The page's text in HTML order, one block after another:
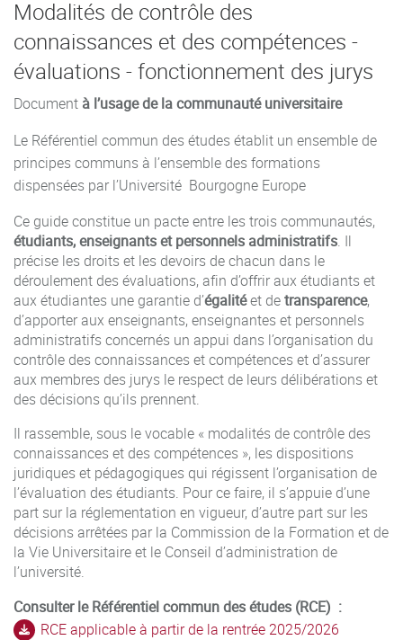
Modalités de contrôle des
connaissances et des compétences -
évaluations - fonctionnement des jurys
Document à l’usage de la communauté universitaire
Le Référentiel commun des études établit un ensemble de
principes communs à l’ensemble des formations
dispensées par l’Université Bourgogne Europe
Ce guide constitue un pacte entre les trois communautés,
étudiants, enseignants et personnels administratifs. Il
précise les droits et les devoirs de chacun dans le
déroulement des évaluations, afin d’offrir aux étudiants et
aux étudiantes une garantie d’égalitéet detransparence,
d’apporter aux enseignants, enseignantes et personnels
administratifs concernés un appui dans l’organisation du
contrôle des connaissances et compétences et d’assurer
aux membres des jurys le respect de leurs délibérations et
des décisions qu’ils prennent.
Il rassemble, sous le vocable « modalités de contrôle des
connaissances et des compétences », les dispositions
juridiques et pédagogiques qui régissent l’organisation de
l’évaluation des étudiants. Pour ce faire, il s’appuie d’une
part sur la réglementation en vigueur, d’autre part sur les
décisions arrêtées par la Commission de la Formation et de
la Vie Universitaire et le Conseil d’administration de
l’université.
Consulter le Référentiel commun des études (RCE) :
RCE applicable à partir de la rentrée 2025/2026